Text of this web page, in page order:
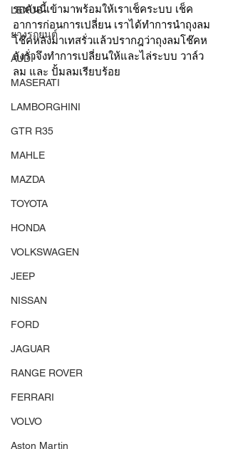
LEXUS
ยางรถยนต์
AUDI
MASERATI
LAMBORGHINI
GTR R35
MAHLE
MAZDA
TOYOTA
HONDA
VOLKSWAGEN
JEEP
NISSAN
FORD
JAGUAR
RANGE ROVER
FERRARI
VOLVO
Aston Martin
รถคันนี้เข้ามาพร้อมให้เราเช็คระบบ เช็ค
อาการก่อนการเปลี่ยน เราได้ทำการนำถุงลม
โช๊คหลังมาเทสรั่วแล้วปรากฎว่าถุงลมโช๊คห
ลังรั่วจึงทำการเปลี่ยนให้และไล่ระบบ วาล์ว
ลม และ ปั้มลมเรียบร้อย